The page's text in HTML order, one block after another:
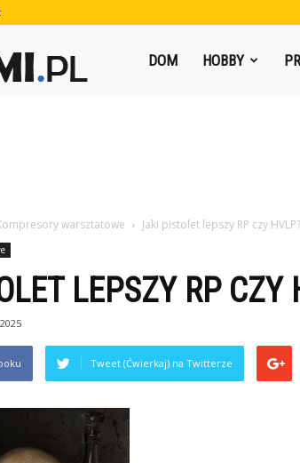
DOM HOBBY
warsztatowe Jaki pistolet lepszy RP czy HVLP?
LEPSZY RP CZY
Tweet (Ćwierkaj) na Twitterze